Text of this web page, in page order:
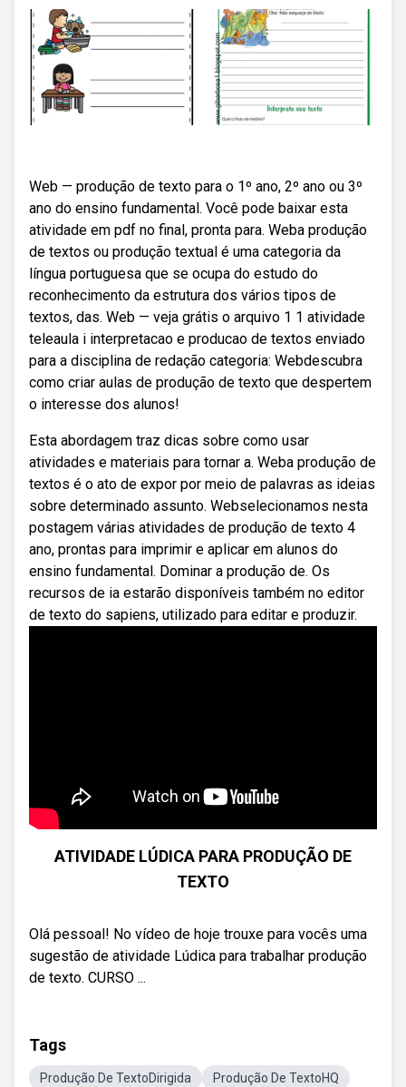
Web — produção de texto para o 1º ano, 2º ano ou 3º
ano do ensino fundamental. Você pode baixar esta
atividade em pdf no final, pronta para. Weba produção
de textos ou produção textual é uma categoria da
língua portuguesa que se ocupa do estudo do
reconhecimento da estrutura dos vários tipos de
textos, das. Web — veja grátis o arquivo 1 1 atividade
teleaula i interpretacao e producao de textos enviado
para a disciplina de redação categoria: Webdescubra
como criar aulas de produção de texto que despertem
o interesse dos alunos!
Esta abordagem traz dicas sobre como usar
atividades e materiais para tornar a. Weba produção de
textos é o ato de expor por meio de palavras as ideias
sobre determinado assunto. Webselecionamos nesta
postagem várias atividades de produção de texto 4
ano, prontas para imprimir e aplicar em alunos do
ensino fundamental. Dominar a produção de. Os
recursos de ia estarão disponíveis também no editor
de texto do sapiens, utilizado para editar e produzir.
ATIVIDADE LÚDICA PARA PRODUÇÃO DE
TEXTO
Olá pessoal! No vídeo de hoje trouxe para vocês uma
sugestão de atividade Lúdica para trabalhar produção
de texto. CURSO ...
Tags
Produção De TextoDirigida Produção De TextoHQ